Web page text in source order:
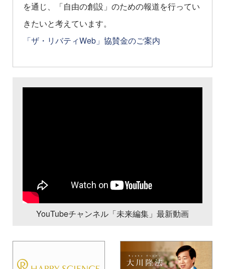
を通じ、「自由の創設」のための報道を行ってい
きたいと考えています。
「ザ・リバティWeb」協賛金のご案内
YouTubeチャンネル「未来編集」最新動画